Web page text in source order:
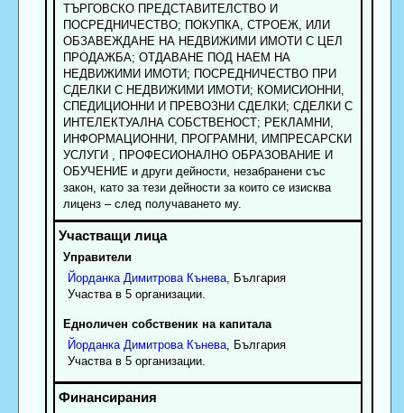
ТЪРГОВСКО ПРЕДСТАВИТЕЛСТВО И
ПОСРЕДНИЧЕСТВО; ПОКУПКА, СТРОЕЖ, ИЛИ
ОБЗАВЕЖДАНЕ НА НЕДВИЖИМИ ИМОТИ С ЦЕЛ
ПРОДАЖБА; ОТДАВАНЕ ПОД НАЕМ НА
НЕДВИЖИМИ ИМОТИ; ПОСРЕДНИЧЕСТВО ПРИ
СДЕЛКИ С НЕДВИЖИМИ ИМОТИ; КОМИСИОННИ,
СПЕДИЦИОННИ И ПРЕВОЗНИ СДЕЛКИ; СДЕЛКИ С
ИНТЕЛЕКТУАЛНА СОБСТВЕНОСТ; РЕКЛАМНИ,
ИНФОРМАЦИОННИ, ПРОГРАМНИ, ИМПРЕСАРСКИ
УСЛУГИ , ПРОФЕСИОНАЛНО ОБРАЗОВАНИЕ И
ОБУЧЕНИЕ и други дейности, незабранени със
закон, като за тези дейности за които се изисква
лиценз – след получаването му.
Управители
Йорданка Димитрова Кънева, България
Участва в 5 организации.
Едноличен собственик на капитала
Йорданка Димитрова Кънева, България
Участва в 5 организации.